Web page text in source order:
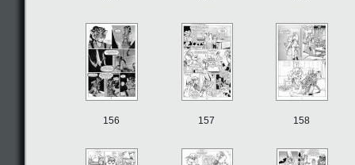
156 157 158